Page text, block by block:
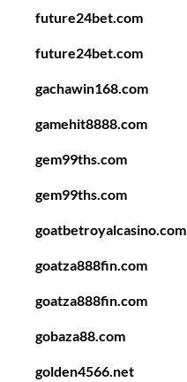
future24bet.com
future24bet.com
gachawin168.com
gamehit8888.com
gem99ths.com
gem99ths.com
goatbetroyalcasino.com
goatza888fin.com
goatza888fin.com
gobaza88.com
golden4566.net